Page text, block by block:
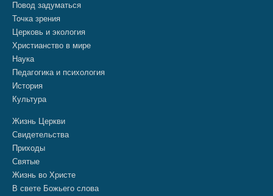
Повод задуматься
Точка зрения
Церковь и экология
Христианство в мире
Наука
Педагогика и психология
История
Культура
Жизнь Церкви
Свидетельства
Приходы
Святые
Жизнь во Христе
В свете Божьего слова